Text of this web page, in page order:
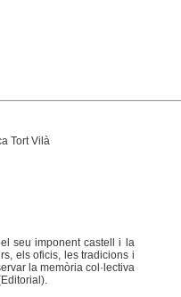
Tort Vilà
seu imponent castell i la
els oficis, les tradicions i
la memòria col·lectiva